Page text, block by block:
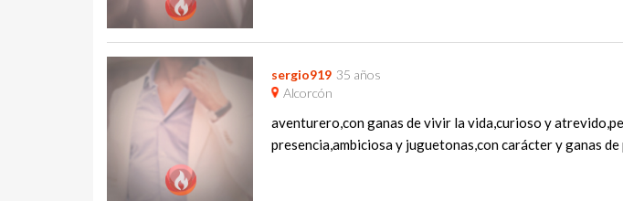
sergio919 35 años
Alcorcón
aventurero,con ganas de vivir la vida,curioso y
presencia,ambiciosa y juguetonas,con carácter y ganas de